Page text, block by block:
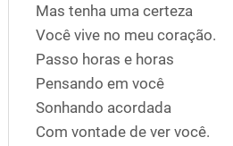
Mas tenha uma certeza
Você vive no meu coração.
Passo horas e horas
Pensando em você
Sonhando acordada
Com vontade de ver você.